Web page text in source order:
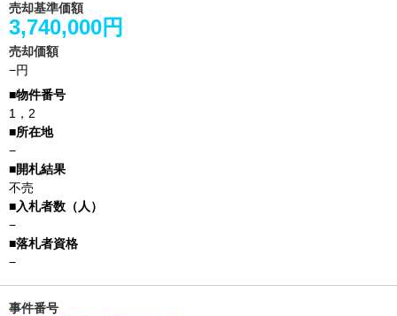
売却基準価額
3,740,000円
売却価額
−円
1，2
−
不売
−
−
事件番号